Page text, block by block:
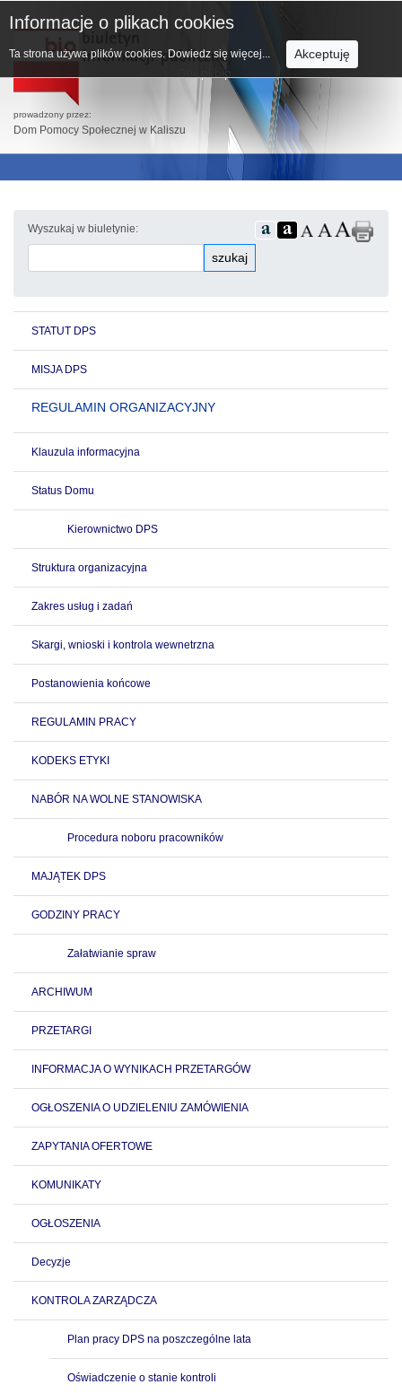
prowadzony przez:
Dom Pomocy Społecznej w Kaliszu
Wyszukaj w biuletynie:
szukaj
STATUT DPS
MISJA DPS
REGULAMIN ORGANIZACYJNY
Klauzula informacyjna
Status Domu
Kierownictwo DPS
Struktura organizacyjna
Zakres usług i zadań
Skargi, wnioski i kontrola wewnetrzna
Postanowienia końcowe
REGULAMIN PRACY
KODEKS ETYKI
NABÓR NA WOLNE STANOWISKA
Procedura noboru pracowników
MAJĄTEK DPS
GODZINY PRACY
Załatwianie spraw
ARCHIWUM
PRZETARGI
INFORMACJA O WYNIKACH PRZETARGÓW
OGŁOSZENIA O UDZIELENIU ZAMÓWIENIA
ZAPYTANIA OFERTOWE
KOMUNIKATY
OGŁOSZENIA
Decyzje
KONTROLA ZARZĄDCZA
Plan pracy DPS na poszczególne lata
Oświadczenie o stanie kontroli
Informacje o plikach cookies
Ta strona używa plików cookies. Dowiedz się więcej... Akceptuję